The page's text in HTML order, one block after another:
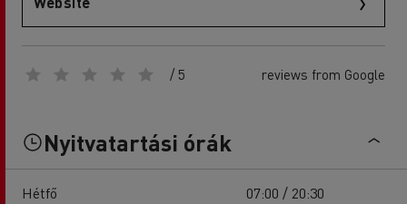
/ 5 reviews from Google
Nyitvatartási órák
Hétfő
07:00 / 20:30